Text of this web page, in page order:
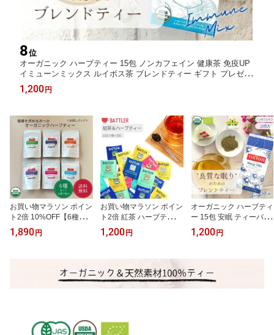
8位
オーガニック ハーブティー 15包 ノンカフェイン 健康茶 免疫UP
イミューンミックス ルイボス茶 ブレンドティー ギフト プレゼン
ト 冷え性 免疫 温活 代謝アップ ブレンド茶 ヨガ 生姜 ターメリッ
ク 送料無料 サマハン
1,200円
お買い物マラソン ポイン
ト2倍 10%OFF【6種類
お試しセット 18包】ハ
ーブティー セット 送料
バッグ おしゃれ ハーブ
ティーセット ヨガ ギフ
ターメリック
1,890円
お買い物マラソン ポイン
ト2倍 紅茶 ハーブティー
ギフト ティーバッグ ア
ソート 個別包装 詰め合
パック 21包 7種類 無糖
お試しセット かわいい 1
000円 おしゃれ プレゼン
ト アールグレイ カモミ
ー
1,200円
オーガニック ハーブティ
ー 15包 安眠 ティーバッ
グ 睡眠 ノンカフェイン
不眠 ギフト プレゼント
ンガ カモミール ヨガ ブ
レンドティー 健康茶 健
1,200円